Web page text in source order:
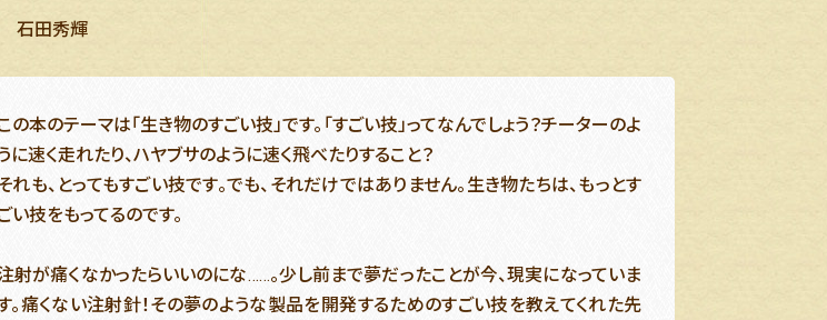
石田秀輝
の本のテーマは「生き物のすごい技」です。「すごい技」ってなんでしょう？チーターのよ
に速く走れたり、ハヤブサのように速く飛べたりすること？
れも、とってもすごい技です。でも、それだけではありません。生き物たちは、もっとす
い技をもってるのです。
射が痛くなかったらいいのにな……。少し前まで夢だったことが今、現実になっていま
。痛くない注射針！その夢のような製品を開発するためのすごい技を教えてくれた先